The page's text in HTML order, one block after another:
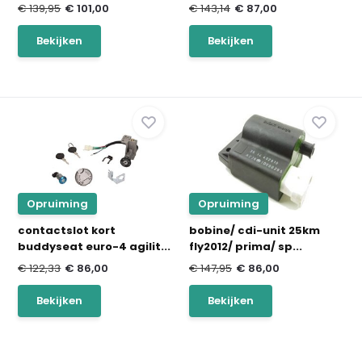
€ 139,95 € 101,00
Bekijken
€ 143,14 € 87,00
Bekijken
Opruiming
contactslot kort
buddyseat euro-4 agilit...
€ 122,33 € 86,00
Bekijken
Opruiming
bobine/ cdi-unit 25km
fly2012/ prima/ sp...
€ 147,95 € 86,00
Bekijken